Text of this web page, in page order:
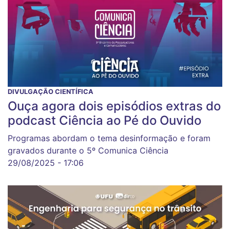
DIVULGAÇÃO CIENTÍFICA
Ouça agora dois episódios extras do
podcast Ciência ao Pé do Ouvido
Programas abordam o tema desinformação e foram
gravados durante o 5º Comunica Ciência
29/08/2025 - 17:06